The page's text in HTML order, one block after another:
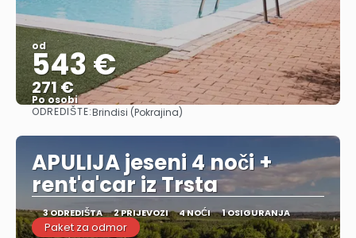
od
543 €
271 €
Po osobi
Vidjeti
ODREDIŠTE:Brindisi (Pokrajina)
APULIJA jeseni 4 noči +
rent'a'car iz Trsta
3 ODREDIŠTA 2 PRIJEVOZI 4 NOĆI 1 OSIGURANJA
Paket za odmor